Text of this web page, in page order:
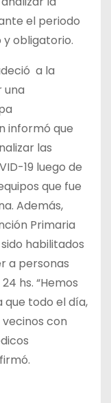
el periodo
obligatorio.
a la
una
informó que
las
19 luego de
que fue
Además,
Primaria
habilitados
a personas
hs. “Hemos
todo el día,
con